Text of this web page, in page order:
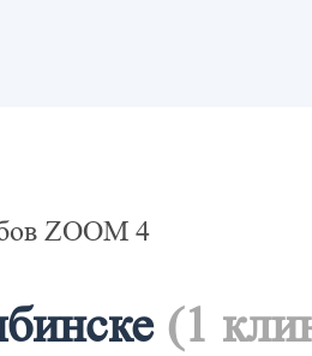
ZOOM 4
(1